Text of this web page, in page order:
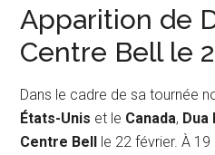
Apparition de
Centre Bell le
Dans le cadre de sa tournée
États-Unis et le Canada, Dua
Centre Bell le 22 février. À